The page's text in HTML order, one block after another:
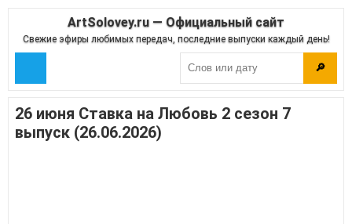
ArtSolovey.ru — Официальный сайт
Свежие эфиры любимых передач, последние выпуски каждый день!
🔎
26 июня Ставка на Любовь 2 сезон 7
выпуск (26.06.2026)